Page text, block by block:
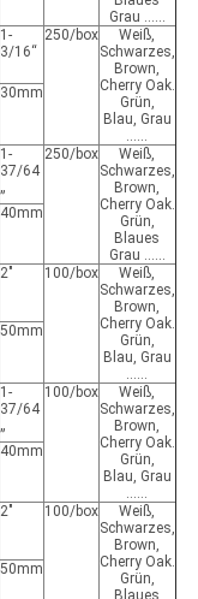
Grau ......
1-
3/16“
250/box
Weiß,
Schwarzes,
Brown,
Cherry Oak.
Grün,
Blau, Grau
......
30mm
1-
37/64
„
250/box
Weiß,
Schwarzes,
Brown,
Cherry Oak.
Grün,
Blaues
Grau ......
40mm
2" 100/box
Weiß,
Schwarzes,
Brown,
Cherry Oak.
Grün,
Blau, Grau
......
50mm
1-
37/64
„
100/box
Weiß,
Schwarzes,
Brown,
Cherry Oak.
Grün,
Blau, Grau
......
40mm
2" 100/box
Weiß,
Schwarzes,
Brown,
Cherry Oak.
Grün,
50mm